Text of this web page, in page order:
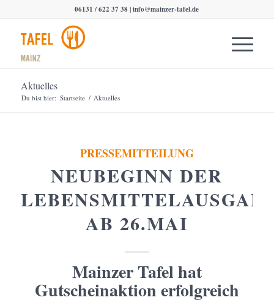
06131 / 622 37 38 |info@mainzer-tafel.de
Aktuelles
Du bist hier: Startseite / Aktuelles
PRESSEMITTEILUNG
NEUBEGINN DER
AB 26.MAI
Mainzer Tafel hat
Gutscheinaktion erfolgreich